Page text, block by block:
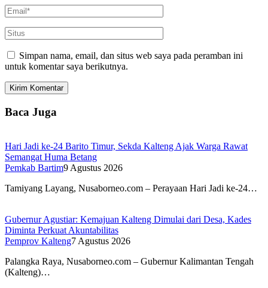
Simpan nama, email, dan situs web saya pada peramban ini
untuk komentar saya berikutnya.
Baca Juga
Hari Jadi ke-24 Barito Timur, Sekda Kalteng Ajak Warga Rawat
Semangat Huma Betang
Pemkab Bartim9 Agustus 2026
Tamiyang Layang, Nusaborneo.com – Perayaan Hari Jadi ke-24…
Gubernur Agustiar: Kemajuan Kalteng Dimulai dari Desa, Kades
Diminta Perkuat Akuntabilitas
Pemprov Kalteng7 Agustus 2026
Palangka Raya, Nusaborneo.com – Gubernur Kalimantan Tengah
(Kalteng)…